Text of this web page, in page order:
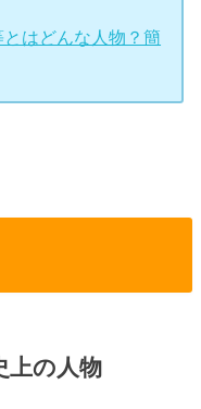
とはどんな人物？簡
上の人物